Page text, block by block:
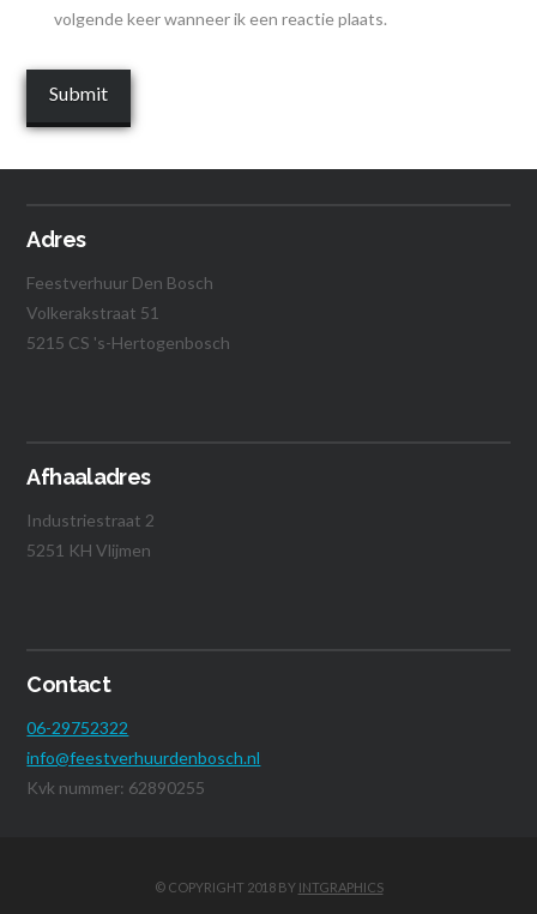
volgende keer wanneer ik een reactie plaats.
Adres
Feestverhuur Den Bosch
Volkerakstraat 51
5215 CS 's-Hertogenbosch
Afhaaladres
Industriestraat 2
5251 KH Vlijmen
Contact
06-29752322
info@feestverhuurdenbosch.nl
Kvk nummer: 62890255
© COPYRIGHT 2018 BY INTGRAPHICS